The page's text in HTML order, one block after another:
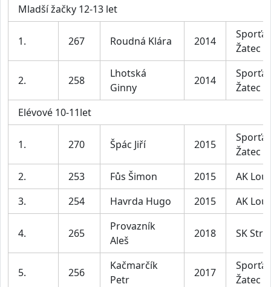
Mladší žačky 12-13 let
1. 267 Roudná Klára 2014
Žatec
2. 258
Lhotská
Ginny
2014
Žatec
Elévové 10-11let
1. 270 Špác Jiří 2015
Žatec
2.
253 Fůs Šimon 2015
AK
3.
254 Havrda Hugo 2015 AK
4. 265
Provazník
Aleš
2018 SK
5. 256
Kačmarčík
Petr
2017
Žatec